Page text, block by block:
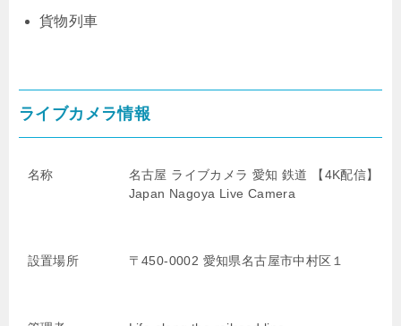
貨物列車
ライブカメラ情報
名称
名古屋 ライブカメラ 愛知 鉄道 【4K配信】
Japan Nagoya Live Camera
設置場所 〒450-0002 愛知県名古屋市中村区１